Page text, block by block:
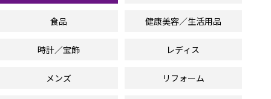
食品 健康美容／生活用品
時計／宝飾 レディス
メンズ リフォーム